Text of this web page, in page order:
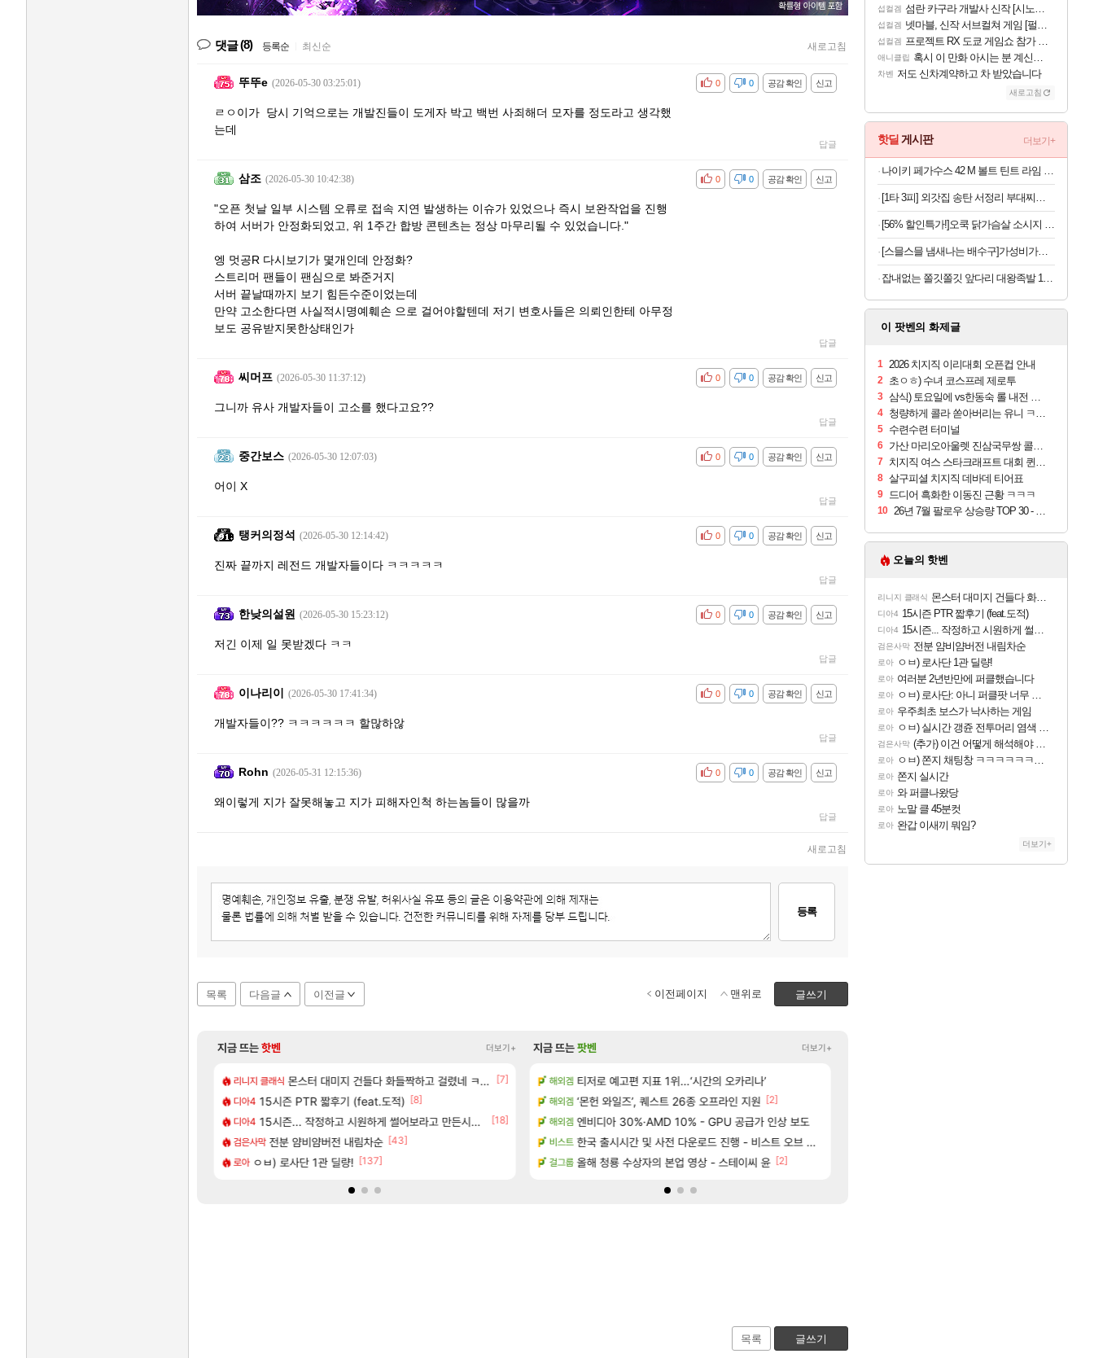
댓글(8) 등록순 최신순 새로고침
뚜뚜e (2026-05-30 03:25:01) 신고
공감 확인
비공감 0
0
ㄹㅇ이가 당시 기억으로는 개발진들이 도게자 박고 백번 사죄해더 모자를 정도라고 생각했
는데
답글
삼조 (2026-05-30 10:42:38) 신고
공감 확인
비공감 0
0
"오픈 첫날 일부 시스템 오류로 접속 지연 발생하는 이슈가 있었으나 즉시 보완작업을 진행
하여 서버가 안정화되었고, 위 1주간 합방 콘텐츠는 정상 마무리될 수 있었습니다."
엥 멋공R 다시보기가 몇개인데 안정화?
스트리머 팬들이 팬심으로 봐준거지
서버 끝날때까지 보기 힘든수준이었는데
만약 고소한다면 사실적시명예훼손 으로 걸어야할텐데 저기 변호사들은 의뢰인한테 아무정
보도 공유받지못한상태인가
답글
씨머프 (2026-05-30 11:37:12) 신고
공감 확인
비공감 0
0
그니까 유사 개발자들이 고소를 했다고요??
답글
중간보스 (2026-05-30 12:07:03) 신고
공감 확인
비공감 0
0
어이 X
답글
탱커의정석 (2026-05-30 12:14:42) 신고
공감 확인
비공감 0
0
진짜 끝까지 레전드 개발자들이다 ㅋㅋㅋㅋㅋ
답글
한낮의설원 (2026-05-30 15:23:12) 신고
공감 확인
비공감 0
0
저긴 이제 일 못받겠다 ㅋㅋ
답글
이나리이 (2026-05-30 17:41:34) 신고
공감 확인
비공감 0
0
개발자들이?? ㅋㅋㅋㅋㅋㅋ 할많하않
답글
Rohn (2026-05-31 12:15:36) 신고
공감 확인
비공감 0
0
왜이렇게 지가 잘못해놓고 지가 피해자인척 하는놈들이 많을까
답글
새로고침
등록
목록 다음글 이전글 글쓰기
이전페이지 맨위로
지금 뜨는핫벤 더보기+
리니지 클래식 몬스터 대미지 건들다 화들짝하고 걸렸네 ㅋㅋㅋㅋ
[7]
디아4 15시즌 PTR 짧후기 (feat.도적) [8]
디아4 15시즌... 작정하고 시원하게 썰어보라고 만든시즌인 듯
[18]
검은사막 전분 얌비얌버전 내림차순 [43]
로아 ㅇㅂ) 로사단 1관 딜량! [137]
로아 여러분 2년반만에 퍼클했습니다 [150]
로아 ㅇㅂ) 로사단: 아니 퍼클팟 너무 심하네 예의가 없어(?)
로아 우주최초 보스가 낙사하는 게임
[94]
로아 ㅇㅂ) 실시간 갱쥰 전투머리 염색 ㅋㅋㅋㅋㅋㅋㅋㅋㅋㅋㅋㅋㅋ
검은사막 (추가) 이건 어떻게 해석해야 되나 [39]
지금 뜨는팟벤 더보기+
섭컬겜 라이자 AI 채팅 RPG 게임 [RyzaChat: AI] 공개
PV 로스트아크 죽음의 계율자, 벨가르딘 티저
TCGP 이로치 메가가디안 ex구해요
[2]
아주프로 4컷 만화 | 야간 보초는 너무 힘들어
섭컬겜 넷마블, 신작 서브컬쳐 게임 [펄 인 블루] 티저 사이트 오픈
해외겜 티저로 예고편 지표 1위…‘시간의 오카리나’
해외겜 ‘몬헌 와일즈’, 퀘스트 26종 오프라인 지원 [2]
해외겜 엔비디아 30%·AMD 10% - GPU 공급가 인상 보도
비스트 한국 출시시간 및 사전 다운로드 진행 - 비스트 오브 리인카네이션
걸그룹 올해 청룡 수상자의 본업 영상 - 스테이씨 윤 [2]
목록 글쓰기
섭컬겜 섬란 카구라 개발사 신작 [시노비 넥서스] 연내 출시 예정
섭컬겜 넷마블, 신작 서브컬쳐 게임 [펄 인 블루] 티저 사이트 오픈
섭컬겜 프로젝트 RX 도쿄 게임쇼 참가 결정
애니클립 혹시 이 만화 아시는 분 계신가요
차벤 저도 신차계약하고 차 받았습니다
새로고침
핫딜 게시판 더보기+
나이키 페가수스 42 M 볼트 틴트 라임 남자 러닝 운동화 IB1873-702
[1타 3피] 외갓집 송탄 서정리 부대찌개 550, 550g, 3개 + 오뚜기 라면사리, 110g, 1개, 1세트
[56% 할인특가!]오쿡 닭가슴살 소시지 핫바 6종, 70g, 12개
[스믈스믈 냄새나는 배수구]가성비가브랜드다 배수구 클리너, 2.1L, 6개
잡내없는 쫄깃쫄깃 앞다리 대왕족발 1.2kg 4인분
이 팟벤의 화제글
1 2026 치지직 이리대회 오픈컵 안내
2 초ㅇㅎ) 수녀 코스프레 제로투
3 삼식) 토요일에 vs한동숙 롤 내전 예정
4 청량하게 콜라 쏟아버리는 유니 ㅋㅋㅋ
5 수련수련 터미널
6 가산 마리오아울렛 진삼국무쌍 콜라보카페 후기
7 치지직 여스 스타크래프트 대회 퀸전 시즌2 정보
8 살구피셜 치지직 데바데 티어표
9 드디어 흑화한 이동진 근황 ㅋㅋㅋ
10 26년 7월 팔로우 상승량 TOP 30 - 월간 치지직
오늘의 핫벤
리니지 클래식 몬스터 대미지 건들다 화들짝하고 걸렸네 ㅋㅋㅋㅋ
디아4 15시즌 PTR 짧후기 (feat.도적)
디아4 15시즌... 작정하고 시원하게 썰어보라고 만든시즌인 듯
검은사막 전분 얌비얌버전 내림차순
로아 ㅇㅂ) 로사단 1관 딜량!
로아 여러분 2년반만에 퍼클했습니다
로아 ㅇㅂ) 로사단: 아니 퍼클팟 너무 심하네 예의가 없어(?)
로아 우주최초 보스가 낙사하는 게임
로아 ㅇㅂ) 실시간 갱쥰 전투머리 염색 ㅋㅋㅋㅋㅋㅋㅋㅋㅋㅋㅋㅋㅋ
검은사막 (추가) 이건 어떻게 해석해야 되나
로아 ㅇㅂ) 쫀지 채팅창 ㅋㅋㅋㅋㅋㅋㅋㅋㅋㅋㅋ
로아 쫀지 실시간
로아 와 퍼클나왔당
로아 노말 클 45분컷
로아 완갑 이새끼 뭐임?
더보기+